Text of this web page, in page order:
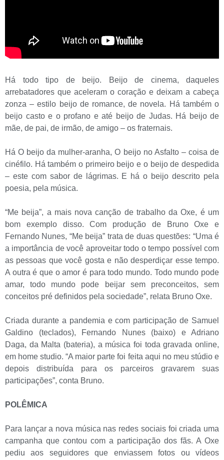
Há todo tipo de beijo. Beijo de cinema, daqueles
arrebatadores que aceleram o coração e deixam a cabeça
zonza – estilo beijo de romance, de novela. Há também o
beijo casto e o profano e até beijo de Judas. Há beijo de
mãe, de pai, de irmão, de amigo – os fraternais.
Há O beijo da mulher-aranha, O beijo no Asfalto – coisa de
cinéfilo. Há também o primeiro beijo e o beijo de despedida
– este com sabor de lágrimas. E há o beijo descrito pela
poesia, pela música.
“Me beija”, a mais nova canção de trabalho da Oxe, é um
bom exemplo disso. Com produção de Bruno Oxe e
Fernando Nunes, “Me beija” trata de duas questões: “Uma é
a importância de você aproveitar todo o tempo possível com
as pessoas que você gosta e não desperdiçar esse tempo.
A outra é que o amor é para todo mundo. Todo mundo pode
amar, todo mundo pode beijar sem preconceitos, sem
conceitos pré definidos pela sociedade”, relata Bruno Oxe.
Criada durante a pandemia e com participação de Samuel
Galdino (teclados), Fernando Nunes (baixo) e Adriano
Daga, da Malta (bateria), a música foi toda gravada online,
em home studio. “A maior parte foi feita aqui no meu stúdio e
depois distribuída para os parceiros gravarem suas
participações”, conta Bruno.
POLÊMICA
Para lançar a nova música nas redes sociais foi criada uma
campanha que contou com a participação dos fãs. A Oxe
pediu aos seguidores que enviassem fotos ou vídeos